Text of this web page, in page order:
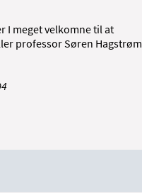
I meget velkomne til at
professor Søren Hagstrøm